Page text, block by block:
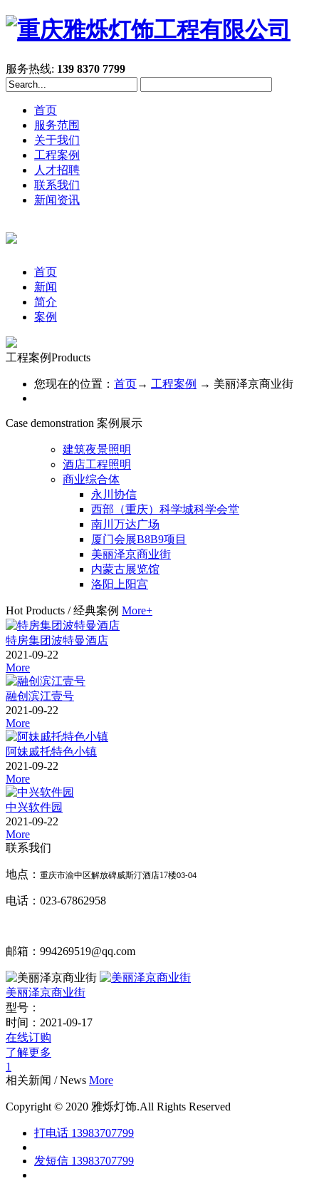
服务热线: 139 8370 7799
首页
服务范围
关于我们
工程案例
人才招聘
联系我们
新闻资讯
首页
新闻
简介
案例
工程案例Products
您现在的位置： 首页→ 工程案例 → 美丽泽京商业街
Case demonstration 案例展示
建筑夜景照明
酒店工程照明
商业综合体
永川协信
西部（重庆）科学城科学会堂
南川万达广场
厦门会展B8B9项目
美丽泽京商业街
内蒙古展览馆
洛阳上阳宫
Hot Products / 经典案例 More+
特房集团波特曼酒店
2021-09-22
More
融创滨江壹号
2021-09-22
More
阿妹戚托特色小镇
2021-09-22
More
中兴软件园
2021-09-22
More
联系我们
地点： 重庆市渝中区解放碑威斯汀酒店17楼03-04
电话：023-67862958
邮箱：994269519@qq.com
美丽泽京商业街
型号：
时间： 2021-09-17
在线订购
了解更多
1
相关新闻 / News More
Copyright © 2020 雅烁灯饰.All Rights Reserved
打电话 13983707799
发短信 13983707799